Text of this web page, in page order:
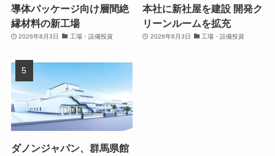
導体パッケージ向け層間絶
縁材料の新工場
2026年8月3日 工場・設備投資
本社に新社屋を建設 開発ク
リーンルームを拡充
2026年8月3日 工場・設備投資
ダノンジャパン、群馬県館